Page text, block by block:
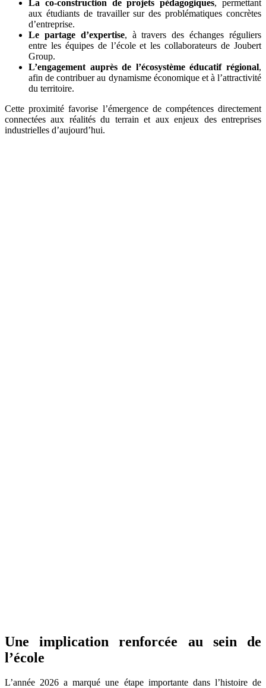
La co-construction de projets pédagogiques, permettant
aux étudiants de travailler sur des problématiques concrètes
d’entreprise.
Le partage d’expertise, à travers des échanges réguliers
entre les équipes de l’école et les collaborateurs de Joubert
Group.
L’engagement auprès de l’écosystème éducatif régional,
afin de contribuer au dynamisme économique et à l’attractivité
du territoire.
Cette proximité favorise l’émergence de compétences directement
connectées aux réalités du terrain et aux enjeux des entreprises
industrielles d’aujourd’hui.
Une implication renforcée au sein de
l’école
L’année 2026 a marqué une étape importante dans l’histoire de